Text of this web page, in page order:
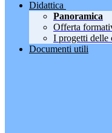
Didattica
Panoramica
Offerta
I progetti delle
Documenti utili